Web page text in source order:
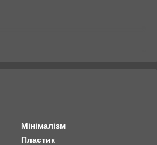
Мінімалізм
Пластик